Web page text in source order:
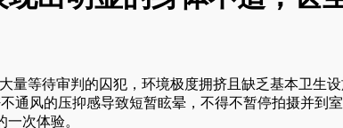
量等待审判的囚犯，环境极度拥挤且缺乏基本卫生
通风的压抑感导致短暂眩晕，不得不暂停拍摄并到
次体验。